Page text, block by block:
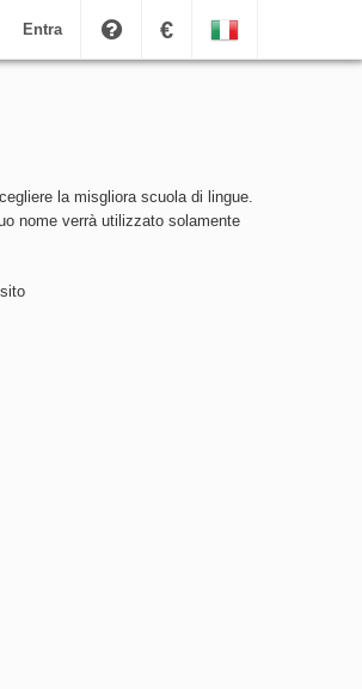
Entra €
la misgliora scuola di lingue.
nome verrà utilizzato solamente